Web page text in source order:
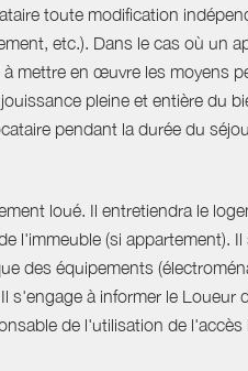
toute modification
etc.). Dans le cas où un
mettre en œuvre les moyens
pleine et entière du
pendant la durée du
loué. Il entretiendra le
l'immeuble (si
des équipements
s'engage à informer le
de l'utilisation de